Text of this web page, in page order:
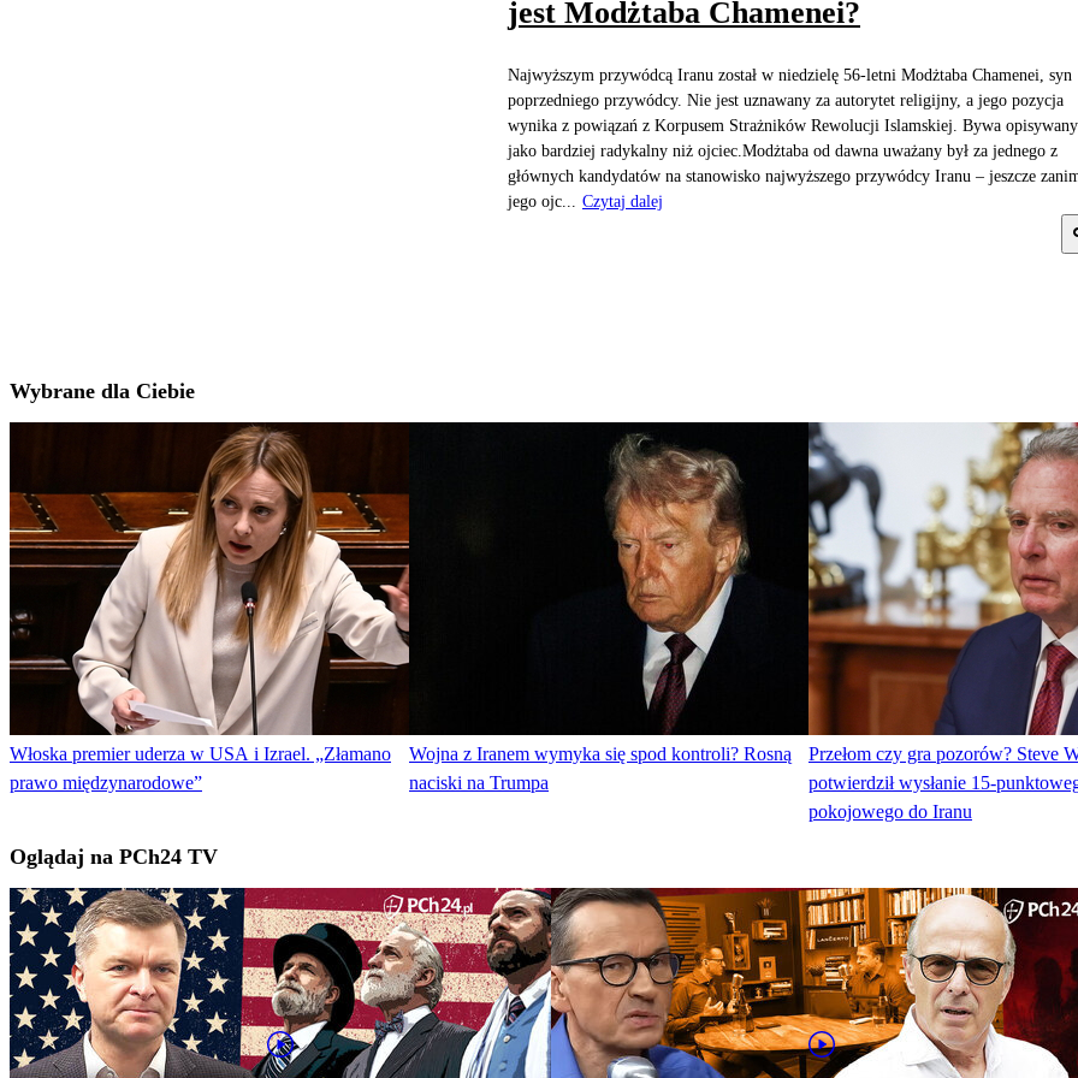
jest Modżtaba Chamenei?
Najwyższym przywódcą Iranu został w niedzielę 56-letni Modżtaba Chamenei, syn
poprzedniego przywódcy. Nie jest uznawany za autorytet religijny, a jego pozycja
wynika z powiązań z Korpusem Strażników Rewolucji Islamskiej. Bywa opisywany
jako bardziej radykalny niż ojciec.Modżtaba od dawna uważany był za jednego z
głównych kandydatów na stanowisko najwyższego przywódcy Iranu – jeszcze
jego ojc... Czytaj dalej
Wybrane dla Ciebie
Włoska premier uderza w USA i Izrael. „Złamano
prawo międzynarodowe”
Wojna z Iranem wymyka się spod kontroli? Rosną
naciski na Trumpa
Przełom czy gra pozorów? Steve
potwierdził wysłanie 15-
pokojowego do Iranu
Oglądaj na PCh24 TV